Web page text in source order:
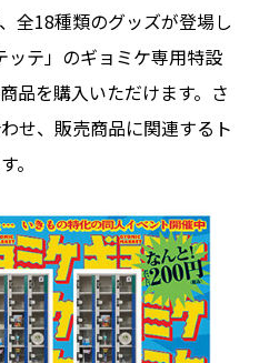
全18種類のグッズが登場し
ッテ」のギョミケ専用特設
品を購入いただけます。さ
せ、販売商品に関連するト
。